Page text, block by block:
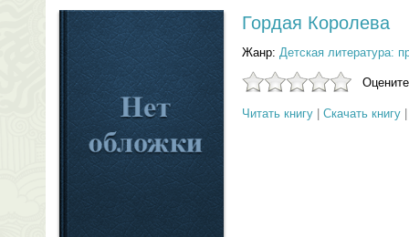
Гордая Королева
Жанр: Детская литература:
Читать книгу Скачать книгу